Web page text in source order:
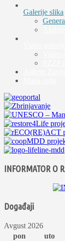
Galerije slika
INFORMATOR O
Događaji
Avgust 2026
pon
uto